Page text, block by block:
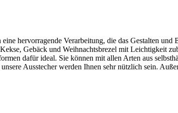
hervorragende Verarbeitung, die das Gestalten und
Gebäck und Weihnachtsbrezel mit Leichtigkeit
dafür ideal. Sie können mit allen Arten aus
Ausstecher werden Ihnen sehr nützlich sein.